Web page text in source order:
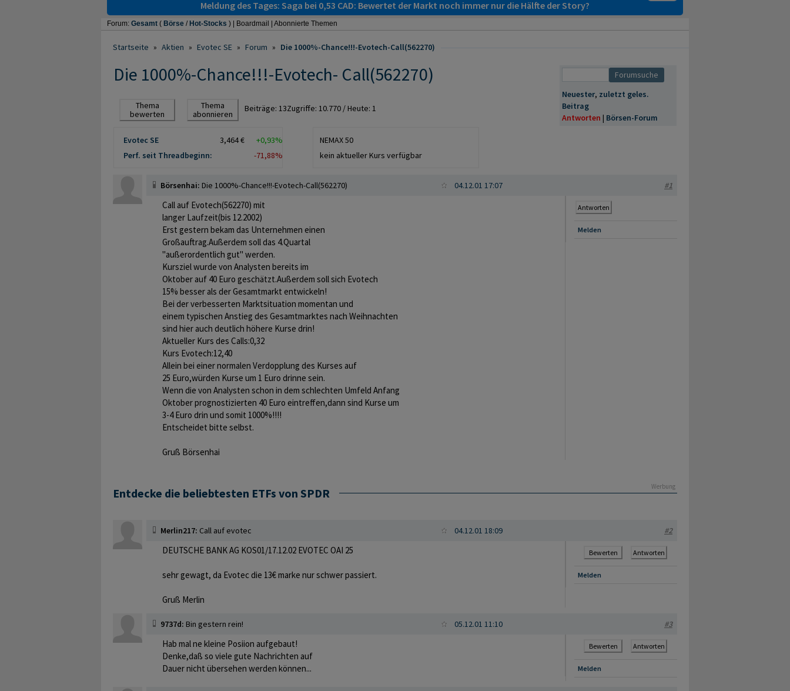
Meldung des Tages: Saga bei 0,53 CAD: Bewertet der Markt noch immer nur die Hälfte der Story?
Forum: Gesamt ( Börse /Hot-Stocks ) | Boardmail | Abonnierte Themen
Startseite » Aktien » Evotec SE » Forum » Die 1000%-Chance!!!-Evotech-Call(562270)
Neuester, zuletzt geles.
Beitrag
Antworten | Börsen-Forum
Die 1000%-Chance!!!-Evotech- Call(562270)
Thema
bewerten
Thema
abonnieren
Beiträge: 13Zugriffe: 10.770 / Heute: 1
Evotec SE 3,464 €
+0,93%
Perf. seit Threadbeginn:
-71,88%
NEMAX 50
kein aktueller Kurs verfügbar
Börsenhai: Die 1000%-Chance!!!-Evotech-Call(562270) 04.12.01 17:07 #1
Call auf Evotech(562270) mit
langer Laufzeit(bis 12.2002)
Erst gestern bekam das Unternehmen einen
Großauftrag.Außerdem soll das 4.Quartal
"außerordentlich gut" werden.
Kursziel wurde von Analysten bereits im
Oktober auf 40 Euro geschätzt.Außerdem soll sich Evotech
15% besser als der Gesamtmarkt entwickeln!
Bei der verbesserten Marktsituation momentan und
einem typischen Anstieg des Gesamtmarktes nach Weihnachten
sind hier auch deutlich höhere Kurse drin!
Aktueller Kurs des Calls:0,32
Kurs Evotech:12,40
Allein bei einer normalen Verdopplung des Kurses auf
25 Euro,würden Kurse um 1 Euro drinne sein.
Wenn die von Analysten schon in dem schlechten Umfeld Anfang
Oktober prognostizierten 40 Euro eintreffen,dann sind Kurse um
3-4 Euro drin und somit 1000%!!!!
Entscheidet bitte selbst.
Gruß Börsenhai
Antworten
Melden
Werbung
Entdecke die beliebtesten ETFs von SPDR
Merlin217: Call auf evotec 04.12.01 18:09 #2
DEUTSCHE BANK AG KOS01/17.12.02 EVOTEC OAI 25
sehr gewagt, da Evotec die 13€ marke nur schwer passiert.
Gruß Merlin
Bewerten Antworten
Melden
9737d: Bin gestern rein! 05.12.01 11:10 #3
Hab mal ne kleine Posiion aufgebaut!
Denke,daß so viele gute Nachrichten auf
Dauer nicht übersehen werden können...
Bewerten Antworten
Melden